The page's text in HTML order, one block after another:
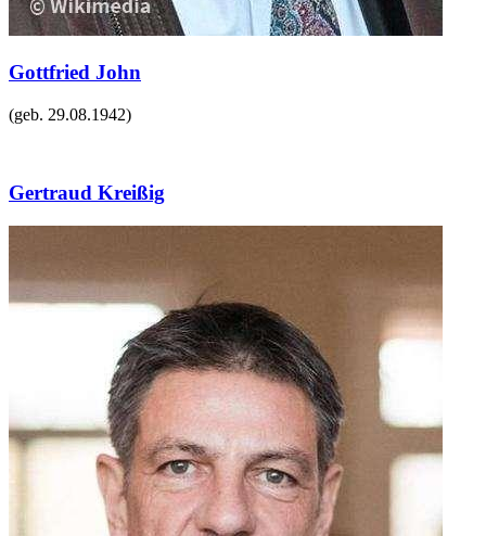
Gottfried John
(geb. 29.08.1942)
Gertraud Kreißig